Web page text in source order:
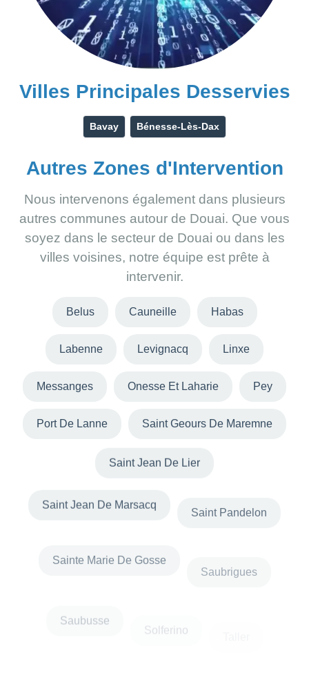
Villes Principales Desservies
Bavay Bénesse-Lès-Dax
Autres Zones d'Intervention
Nous intervenons également dans plusieurs
autres communes autour de Douai. Que vous
soyez dans le secteur de Douai ou dans les
villes voisines, notre équipe est prête à
intervenir.
Belus Cauneille Habas
Labenne Levignacq Linxe
Messanges Onesse Et Laharie Pey
Port De Lanne Saint Geours De Maremne
Saint Jean De Lier
Saint Jean De Marsacq
Taller